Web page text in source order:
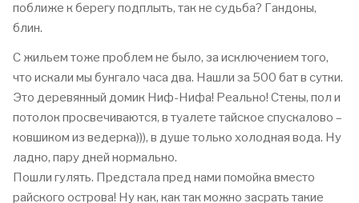
поближе к берегу подплыть, так не судьба? Гандоны,
блин.
С жильем тоже проблем не было, за исключением того,
что искали мы бунгало часа два. Нашли за 500 бат в сутки.
Это деревянный домик Ниф-Нифа! Реально! Стены, пол и
потолок просвечиваются, в туалете тайское спускалово –
ковшиком из ведерка))), в душе только холодная вода. Ну
ладно, пару дней нормально.
Пошли гулять. Предстала пред нами помойка вместо
райского острова! Ну как, как так можно засрать такие